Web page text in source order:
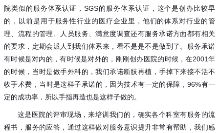
院类似的服务体系认证，SGS的服务体系认证，这个是创办比较早
的，以前是用于服务性行业的医疗企业里，他们的体系对行业的管
理、流程的管理、人员服务、满意度调查还有服务承诺方面都有相关
的要求，定期会派人到我们体系来，看不是是不是做到了。服务承诺
有时候是对内的，有时候是对外的，刚刚创办医院的时候，在2001年
的时候，当时是做手外科的，我们承诺断肢再植，手掉下来接不活不
收手术费，当时是这样子承诺的，因为技术有一定的保障，96%有一
定的成功率，所以手指再造也是这样子做的。
这是医院的评审现场，来培训我们的，确实各个科室有服务的流
程书，服务的应答，通过这样做对服务意识提升非常有帮助，我们感